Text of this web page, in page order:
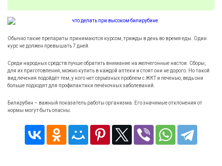
Обычно такие препараты принимаются курсом, трижды в день во время еды. Один
курс не должен превышать 7 дней.
Среди народных средств лучше обратить внимание на желчегонные настои. Сборы,
для их приготовления, можно купить в каждой аптеки и стоят они не дорого. Но такой
вид лечения подойдёт тем, у кого нет серьёзных проблем с ЖКТ и печенью, ведь они
больше подходят для профилактики печёночных заболеваний.
Билирубин – важный показатель работы организма. Его значимые отклонения от
нормы могут быть опасны.